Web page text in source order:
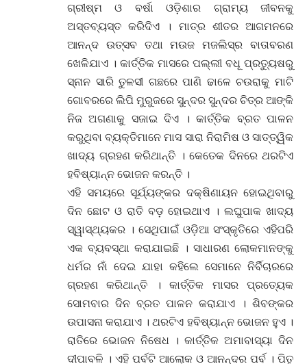
ଗ୍ରୀଷ୍ମ ଓ ବର୍ଷା ଓଡ଼ିଶାର ଗ୍ରାମ୍ୟ ଜୀବନକୁ
ଅସ୍ତବ୍ୟସ୍ତ କରିଦିଏ । ମାତ୍ର ଶୀତର ଆଗମନରେ
ଆନନ୍ଦ ଉତ୍ସବ ତଥା ମଉଜ ମଜଲିସ୍ର ବାତାବରଣ
ଖେଳିଯାଏ । କାର୍ତ୍ତିକ ମାସରେ ପଲ୍ଲୀ ବଧୂ ପ୍ରତ୍ୟୁଷରୁ
ସ୍ନାନ ସାରି ତୁଳସୀ ଗଛରେ ପାଣି ଢାଳେ ଚଉରାକୁ ମାଟି
ଗୋବରରେ ଲିପି ମୁରୁଜରେ ସୁନ୍ଦର ସୁନ୍ଦର ଚିତ୍ର ଆଙ୍କି
ନିଜ ଅଗଣାକୁ ସଜାଇ ଦିଏ । କାର୍ତ୍ତିକ ବ୍ରତ ପାଳନ
କରୁଥିବା ବ୍ୟକ୍ତିମାନେ ମାସ ସାରା ନିରାମିଷ ଓ ସାତ୍ତ୍ୱିକ
ଖାଦ୍ୟ ଗ୍ରହଣ କରିଥାନ୍ତି । କେତେକ ଦିନରେ ଥରଟିଏ
ହବିଷ୍ୟାନ୍ନ ଭୋଜନ କରନ୍ତି ।
ଏହି ସମୟରେ ସୂର୍ଯ୍ୟଙ୍କର ଦକ୍ଷିଣାୟନ ହୋଇଥିବାରୁ
ଦିନ ଛୋଟ ଓ ରାତି ବଡ଼ ହୋଇଥାଏ । ଲଘୁପାକ ଖାଦ୍ୟ
ସ୍ୱାସ୍ଥ୍ୟକର । ସେଥିପାଇଁ ଓଡ଼ିଆ ସଂସ୍କୃତିରେ ଏହିପରି
ଏକ ବ୍ୟବସ୍ଥା କରାଯାଇଛି । ସାଧାରଣ ଲୋକମାନଙ୍କୁ
ଧର୍ମର ନାଁ ଦେଇ ଯାହା କହିଲେ ସେମାନେ ନିର୍ବିଚାରରେ
ଗ୍ରହଣ କରିଥାନ୍ତି । କାର୍ତ୍ତିକ ମାସର ପ୍ରତ୍ୟେକ
ସୋମବାର ଦିନ ବ୍ରତ ପାଳନ କରାଯାଏ । ଶିବଙ୍କର
ଉପାସନା କରାଯାଏ । ଥରଟିଏ ହବିଷ୍ୟାନ୍ନ ଭୋଜନ ହୁଏ ।
ରାତିରେ ଭୋଜନ ନିଷେଧ । କାର୍ତ୍ତିକ ଅମାବାସ୍ୟା ଦିନ
ଦୀପାବଳି । ଏହି ପର୍ବଟି ଆଲୋକ ଓ ଆନନ୍ଦର ପର୍ବ । ପିତୃ